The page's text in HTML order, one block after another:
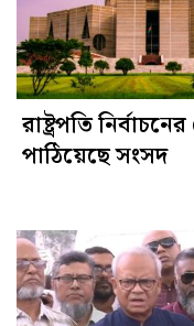
রাষ্ট্রপতি
পাঠিয়েছে সংসদ